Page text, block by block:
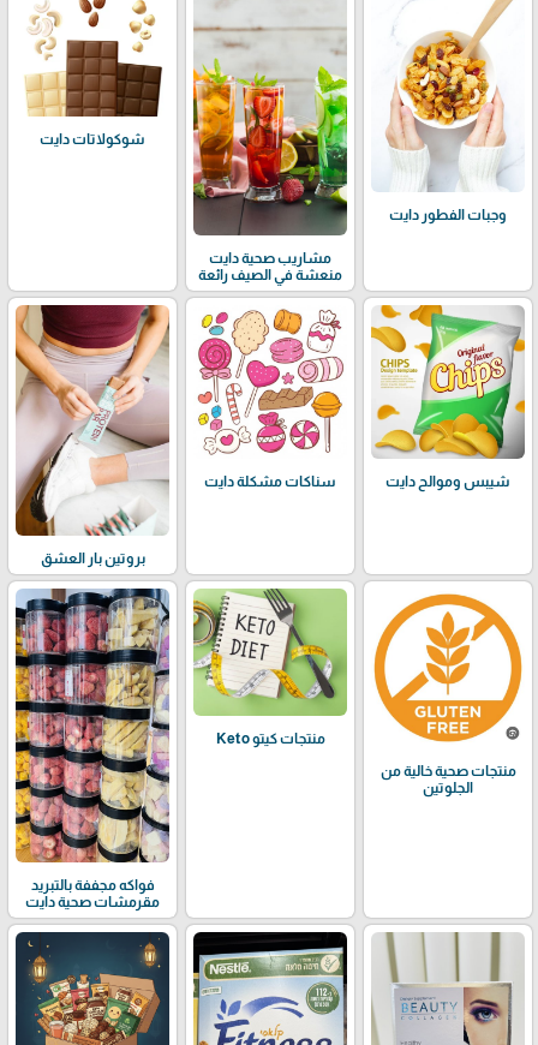
وجبات الفطور دايت
مشاريب صحية دايت
منعشة في الصيف رائعة
شوكولاتات دايت
شيبس وموالح دايت سناكات مشكلة دايت
بروتين بار العشق
منتجات صحية خالية من
الجلوتين
منتجات كيتو Keto
فواكه مجففة بالتبريد
مقرمشات صحية دايت